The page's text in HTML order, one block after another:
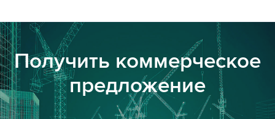
Получить коммерческое
предложение